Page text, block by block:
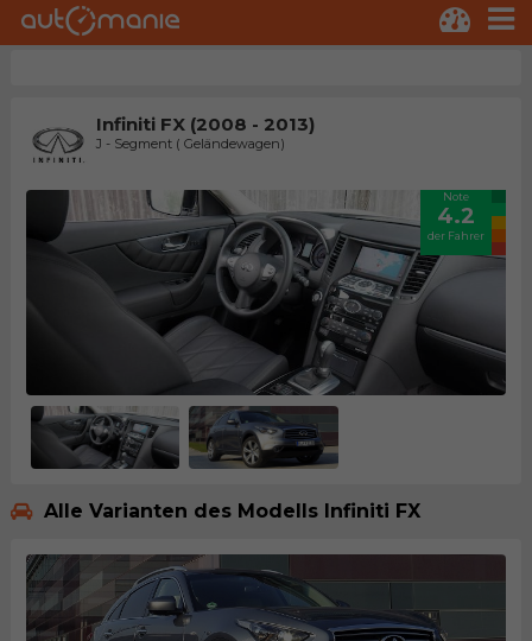
Infiniti FX (2008 - 2013)
J - Segment ( Geländewagen)
Note
4.2
der Fahrer
Alle Varianten des Modells Infiniti FX